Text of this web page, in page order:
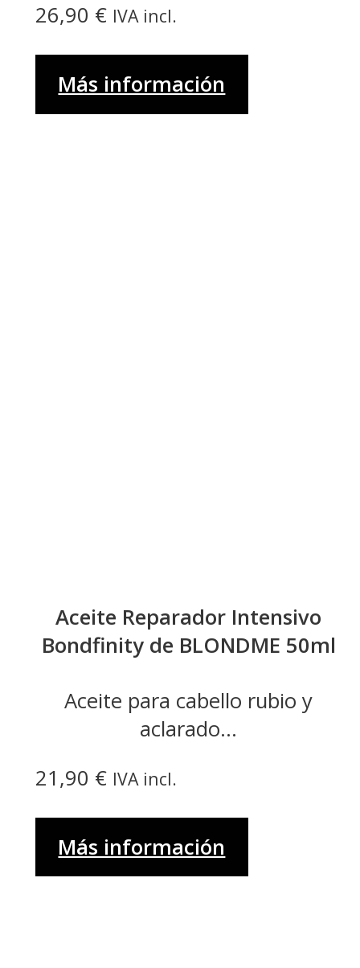
26,90 € IVA incl.
Más información
Aceite Reparador Intensivo
Bondfinity de BLONDME 50ml
Aceite para cabello rubio y
aclarado...
21,90 € IVA incl.
Más información